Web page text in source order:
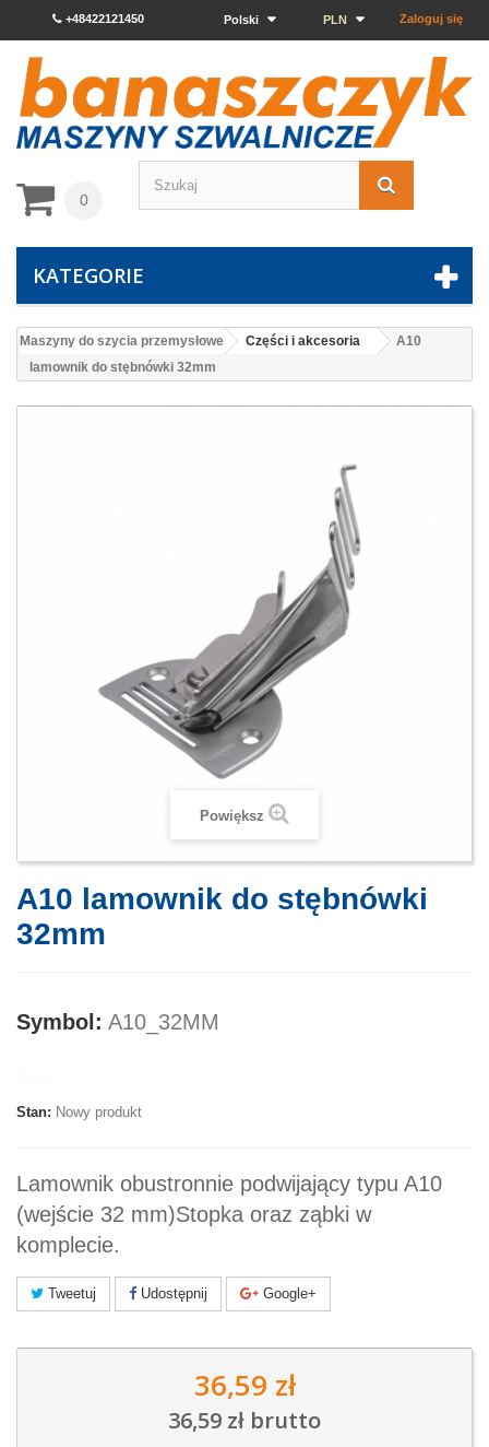
Zaloguj się
PLN
Polski
+48422121450
0
KATEGORIE
Maszyny do szycia przemysłowe Części i akcesoria
A10
lamownik do stębnówki 32mm
Powiększ
A10 lamownik do stębnówki
32mm
Symbol: A10_32MM
Stan: Nowy produkt
Lamownik obustronnie podwijający typu A10
(wejście 32 mm)Stopka oraz ząbki w
komplecie.
Tweetuj Udostępnij Google+
36,59 zł
36,59 zł brutto